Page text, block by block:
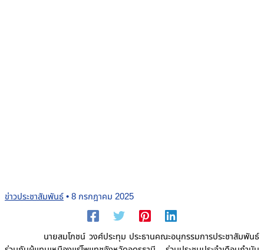
ข่าวประชาสัมพันธ์•8 กรกฎาคม 2025
นายสมโภชน์ วงศ์ประทุม ประธานคณะอนุกรรมการประชาสัมพันธ์